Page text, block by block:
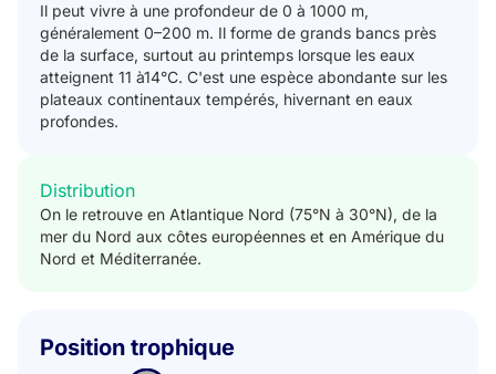
Il peut vivre à une profondeur de 0 à 1000 m,
généralement 0–200 m. Il forme de grands bancs près
de la surface, surtout au printemps lorsque les eaux
atteignent 11 à14°C. C'est une espèce abondante sur les
plateaux continentaux tempérés, hivernant en eaux
profondes.
Distribution
On le retrouve en Atlantique Nord (75°N à 30°N), de la
mer du Nord aux côtes européennes et en Amérique du
Nord et Méditerranée.
Position trophique